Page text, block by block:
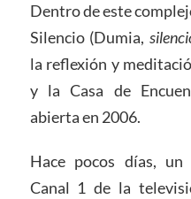
Dentro de este
Silencio (Dumia,
la reflexión y
y la Casa de
abierta en 2006.
Hace pocos días,
Canal 1 de la